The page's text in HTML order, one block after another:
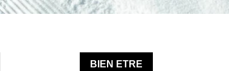
BIEN ETRE